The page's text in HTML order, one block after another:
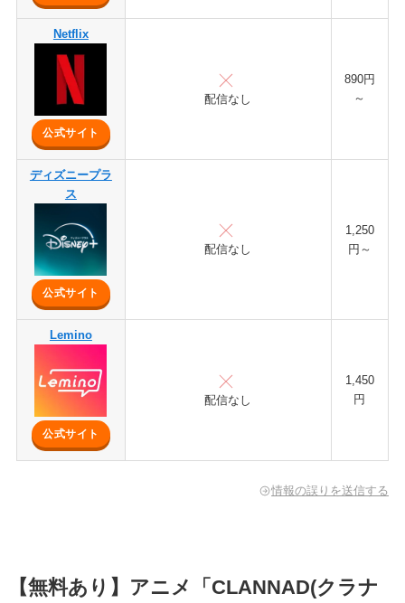
Netflix
公式サイト
配信なし
890円
～
ディズニープラ
ス
公式サイト
配信なし
1,250
円～
Lemino
公式サイト
配信なし
1,450
円
情報の誤りを送信する
【無料あり】アニメ「CLANNAD(クラナ